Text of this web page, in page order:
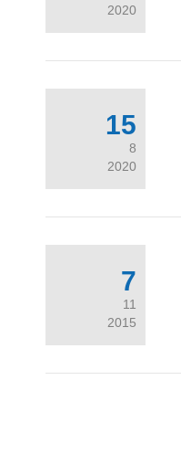
2020
15
8
2020
7
11
2015